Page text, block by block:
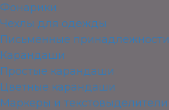
Фонарики
Чехлы для одежды
Письменные принадлежности
Карандаши
Простые карандаши
Цветные карандаши
Маркеры и текстовыделители